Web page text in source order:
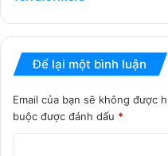
Để lại một bình luận
Email của bạn sẽ không được
buộc được đánh dấu *